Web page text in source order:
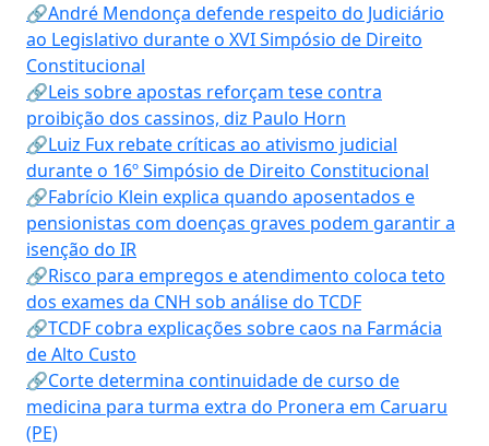
🔗André Mendonça defende respeito do Judiciário
ao Legislativo durante o XVI Simpósio de Direito
Constitucional
🔗Leis sobre apostas reforçam tese contra
proibição dos cassinos, diz Paulo Horn
🔗Luiz Fux rebate críticas ao ativismo judicial
durante o 16º Simpósio de Direito Constitucional
🔗Fabrício Klein explica quando aposentados e
pensionistas com doenças graves podem garantir a
isenção do IR
🔗Risco para empregos e atendimento coloca teto
dos exames da CNH sob análise do TCDF
🔗TCDF cobra explicações sobre caos na Farmácia
de Alto Custo
🔗Corte determina continuidade de curso de
medicina para turma extra do Pronera em Caruaru
(PE)